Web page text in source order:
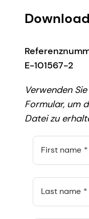
E-101567-2
Verwenden
Formular, um
Datei zu
First name
Last name